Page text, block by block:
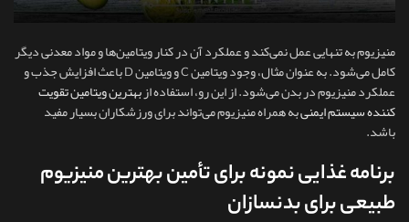
منیزیوم به تنهایی عمل نمی‌کند و عملکرد آن در کنار ویتامین‌ها و مواد معدنی دیگر
کامل می‌شود. به عنوان مثال، وجود ویتامین C و ویتامین D باعث افزایش جذب و
عملکرد منیزیوم در بدن می‌شود. از این رو، استفاده ازبهترین ویتامین تقویت
کننده سیستم ایمنیبه همراه منیزیوم می‌تواند برای ورزشکاران بسیار مفید
باشد.
برنامه غذایی نمونه برای تأمین بهترین منیزیوم
طبیعی برای بدنسازان